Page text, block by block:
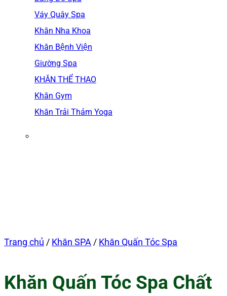
Váy Quây Spa
Khăn Nha Khoa
Khăn Bệnh Viện
Giường Spa
KHĂN THỂ THAO
Khăn Gym
Khăn Trải Thảm Yoga
Trang chủ / Khăn SPA / Khăn Quấn Tóc Spa
Khăn Quấn Tóc Spa Chất